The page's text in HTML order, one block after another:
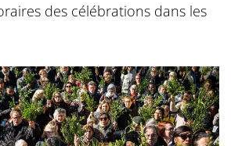
des célébrations dans les